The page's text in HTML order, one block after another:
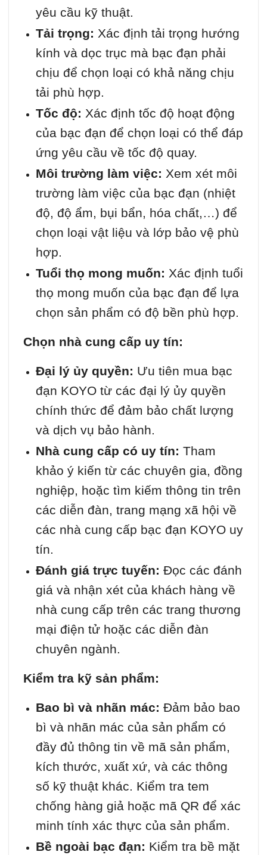
yêu cầu kỹ thuật.
Tải trọng: Xác định tải trọng hướng
kính và dọc trục mà bạc đạn phải
chịu để chọn loại có khả năng chịu
tải phù hợp.
Tốc độ: Xác định tốc độ hoạt động
của bạc đạn để chọn loại có thể đáp
ứng yêu cầu về tốc độ quay.
Môi trường làm việc: Xem xét môi
trường làm việc của bạc đạn (nhiệt
độ, độ ẩm, bụi bẩn, hóa chất,…) để
chọn loại vật liệu và lớp bảo vệ phù
hợp.
Tuổi thọ mong muốn: Xác định tuổi
thọ mong muốn của bạc đạn để lựa
chọn sản phẩm có độ bền phù hợp.
Chọn nhà cung cấp uy tín:
Đại lý ủy quyền: Ưu tiên mua bạc
đạn KOYO từ các đại lý ủy quyền
chính thức để đảm bảo chất lượng
và dịch vụ bảo hành.
Nhà cung cấp có uy tín: Tham
khảo ý kiến từ các chuyên gia, đồng
nghiệp, hoặc tìm kiếm thông tin trên
các diễn đàn, trang mạng xã hội về
các nhà cung cấp bạc đạn KOYO uy
tín.
Đánh giá trực tuyến: Đọc các đánh
giá và nhận xét của khách hàng về
nhà cung cấp trên các trang thương
mại điện tử hoặc các diễn đàn
chuyên ngành.
Kiểm tra kỹ sản phẩm:
Bao bì và nhãn mác: Đảm bảo bao
bì và nhãn mác của sản phẩm có
đầy đủ thông tin về mã sản phẩm,
kích thước, xuất xứ, và các thông
số kỹ thuật khác. Kiểm tra tem
chống hàng giả hoặc mã QR để xác
minh tính xác thực của sản phẩm.
Bề ngoài bạc đạn: Kiểm tra bề mặt